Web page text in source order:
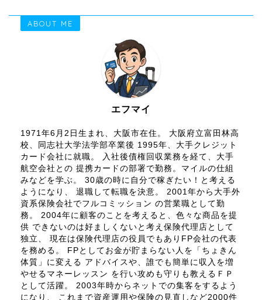
ABOUT ME
エフマイ
1971年6月2日生まれ、大阪市在住。 大阪府立富田林高
校、同志社大学法学部卒業後 1995年、大手クレジット
カード会社に就職。 入社後債権回収業務を経て、大手
航空会社との 提携カードの部署で勤務。マイルの仕組
みなどを学ぶ。 30歳の時に自分で稼ぎたい！と考える
ようになり、 退職して転職を決意。 2001年から大手外
資系保険会社でフルコミッション の営業職として勤
務。 2004年に顧客のことを考えると、色々な商品を提
供 できないのは好ましくないと考え保険代理店として
独立、 現在は保険代理店の役員でもありFP会社の代表
を務める。 FPとしてお金が貯まらない人を「ちょきん
体質」に変える アドバイスや、誰でも簡単に収入を増
やせるマネーレッスン を行い攻めも守りも教えるＦＰ
として活躍。 2003年時からネットでの集客をするよう
になり、 これまで資産運用や保険の見直しなど2000件